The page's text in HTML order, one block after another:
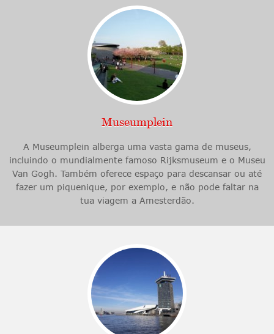
Museumplein
A Museumplein alberga uma vasta gama de museus,
incluindo o mundialmente famoso Rijksmuseum e o Museu
Van Gogh. Também oferece espaço para descansar ou até
fazer um piquenique, por exemplo, e não pode faltar na
tua viagem a Amesterdão.